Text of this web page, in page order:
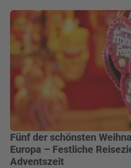
Fünf der schönsten
Europa – Festliche
Adventszeit